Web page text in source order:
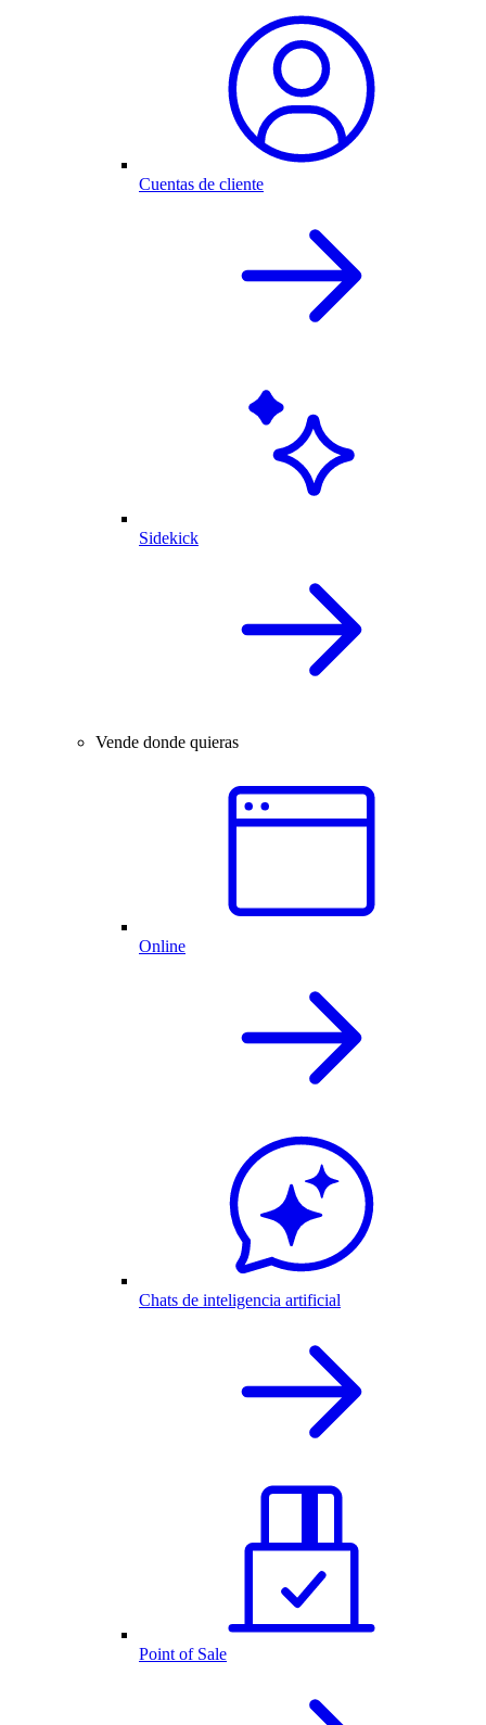
Cuentas de cliente
Sidekick
Vende donde quieras
Online
Chats de inteligencia artificial
Point of Sale